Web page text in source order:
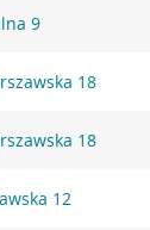
9
18
18
12